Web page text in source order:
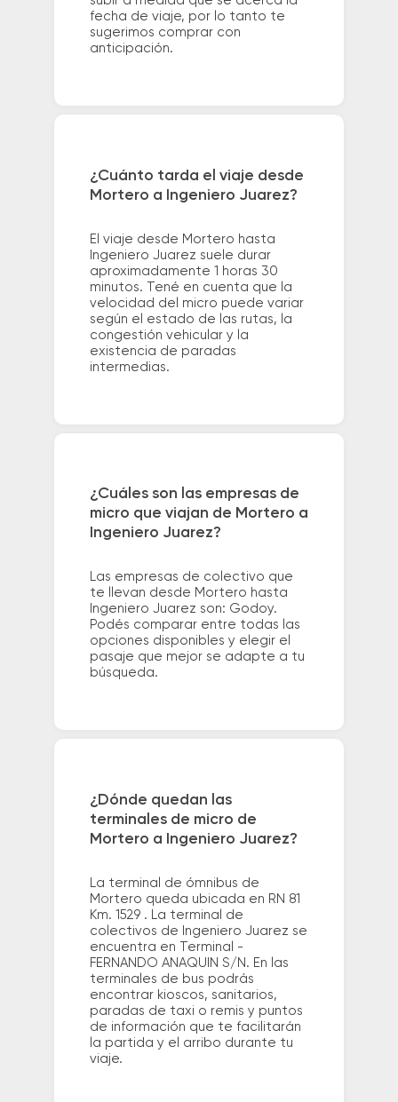
fecha de viaje, por lo tanto te
sugerimos comprar con
anticipación.
¿Cuánto tarda el viaje desde
Mortero a Ingeniero Juarez?
El viaje desde Mortero hasta
Ingeniero Juarez suele durar
aproximadamente 1 horas 30
minutos. Tené en cuenta que la
velocidad del micro puede variar
según el estado de las rutas, la
congestión vehicular y la
existencia de paradas
intermedias.
¿Cuáles son las empresas de
micro que viajan de Mortero a
Ingeniero Juarez?
Las empresas de colectivo que
te llevan desde Mortero hasta
Ingeniero Juarez son: Godoy.
Podés comparar entre todas las
opciones disponibles y elegir el
pasaje que mejor se adapte a tu
búsqueda.
¿Dónde quedan las
terminales de micro de
Mortero a Ingeniero Juarez?
La terminal de ómnibus de
Mortero queda ubicada en RN 81
Km. 1529 . La terminal de
colectivos de Ingeniero Juarez se
encuentra en Terminal -
FERNANDO ANAQUIN S/N. En las
terminales de bus podrás
encontrar kioscos, sanitarios,
paradas de taxi o remis y puntos
de información que te facilitarán
la partida y el arribo durante tu
viaje.